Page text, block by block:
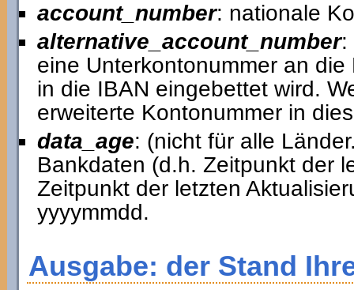
account_number: nationale
alternative_account_number:
eine Unterkontonummer an
in die IBAN eingebettet wird.
erweiterte Kontonummer in
data_age: (nicht für alle
Bankdaten (d.h. Zeitpunkt der
Zeitpunkt der letzten
yyyymmdd.
Ausgabe: der Stand